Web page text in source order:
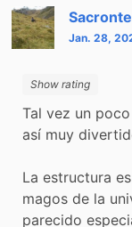
Sacronte
Jan. 28,
Show rating
Tal vez un
así muy
La estructura
magos de la
parecido